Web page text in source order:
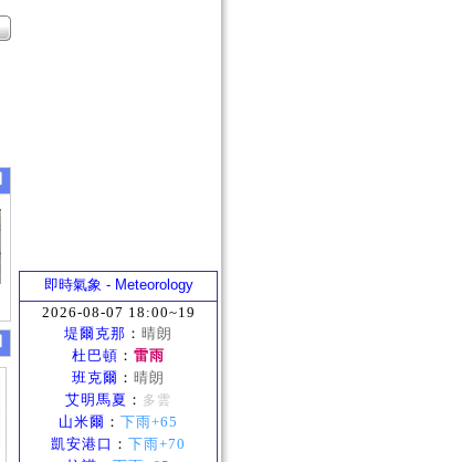
即時氣象 - Meteorology
2026-08-07 18:00~19
堤爾克那 ： 晴朗
杜巴頓 ： 雷雨
班克爾 ： 晴朗
艾明馬夏 ： 多雲
山米爾 ： 下雨+65
凱安港口 ： 下雨+70